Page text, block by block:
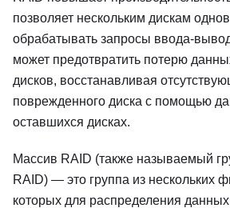
позволяет нескольким дискам
обрабатывать запросы ввода-
может предотвратить потерю
дисков, восстанавливая
поврежденного диска с помощью
оставшихся дисках.
Массив RAID (также называемый
RAID) — это группа из нескольких
которых для распределения